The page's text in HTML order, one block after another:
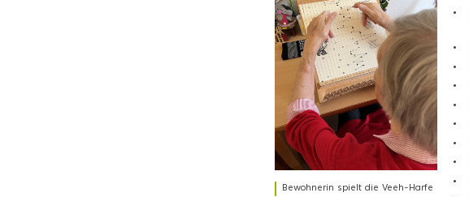
Bewohnerin spielt die Veeh-Harfe